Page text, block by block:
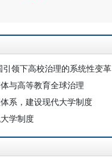
领下高校治理的系统性变革
与高等教育全球治理
系，建设现代大学制度
学制度